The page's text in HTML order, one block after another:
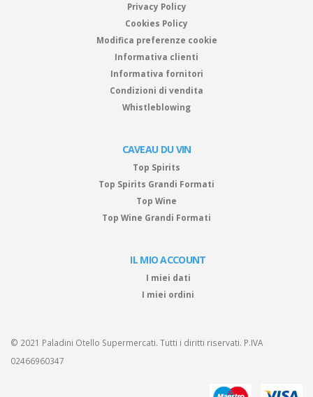
Privacy Policy
Cookies Policy
Modifica preferenze cookie
Informativa clienti
Informativa fornitori
Condizioni di vendita
Whistleblowing
CAVEAU DU VIN
Top Spirits
Top Spirits Grandi Formati
Top Wine
Top Wine Grandi Formati
IL MIO ACCOUNT
I miei dati
I miei ordini
© 2021 Paladini Otello Supermercati. Tutti i diritti riservati. P.IVA
02466960347